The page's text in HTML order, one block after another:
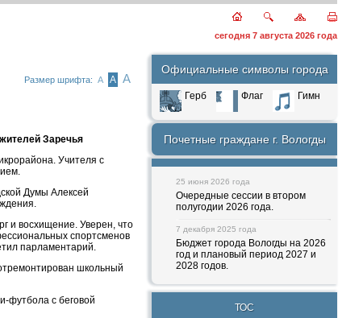
сегодня 7 августа 2026 года
Размер шрифта: А А А
Заречья
Учителя с
Думы Алексей
и восхищение. Уверен, что
спортсменов
парламентарий.
школьный
футбола с беговой
Официальные символы города
Герб Флаг Гимн
Почетные граждане г. Вологды
25 июня 2026 года
Очередные сессии в втором
полугодии 2026 года.
7 декабря 2025 года
Бюджет города Вологды на 2026
год и плановый период 2027 и
2028 годов.
ТОС